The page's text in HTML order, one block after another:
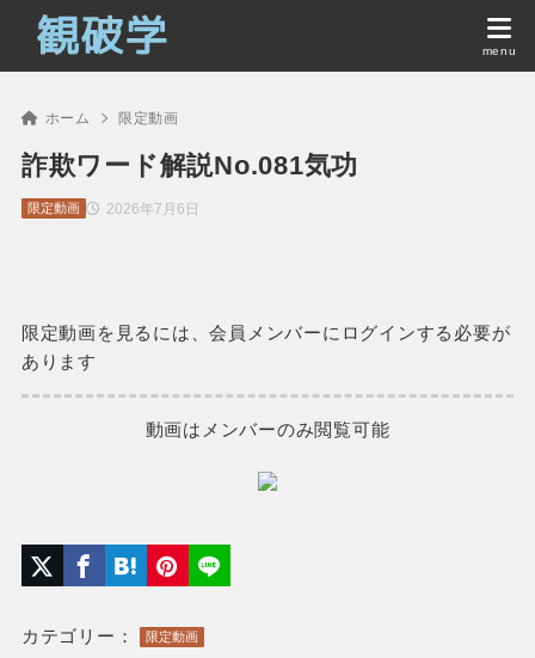
ホーム 限定動画
詐欺ワード解説No.081気功
2026年7月6日
限定動画
限定動画を見るには、会員メンバーにログインする必要が
あります
動画はメンバーのみ閲覧可能
カテゴリー： 限定動画